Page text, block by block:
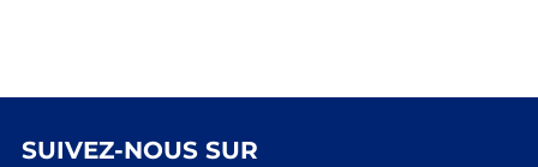
SUIVEZ-NOUS SUR